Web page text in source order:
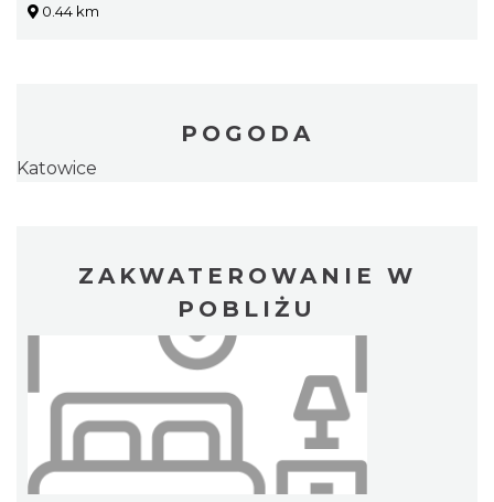
0.44 km
POGODA
Katowice
ZAKWATEROWANIE W
POBLIŻU